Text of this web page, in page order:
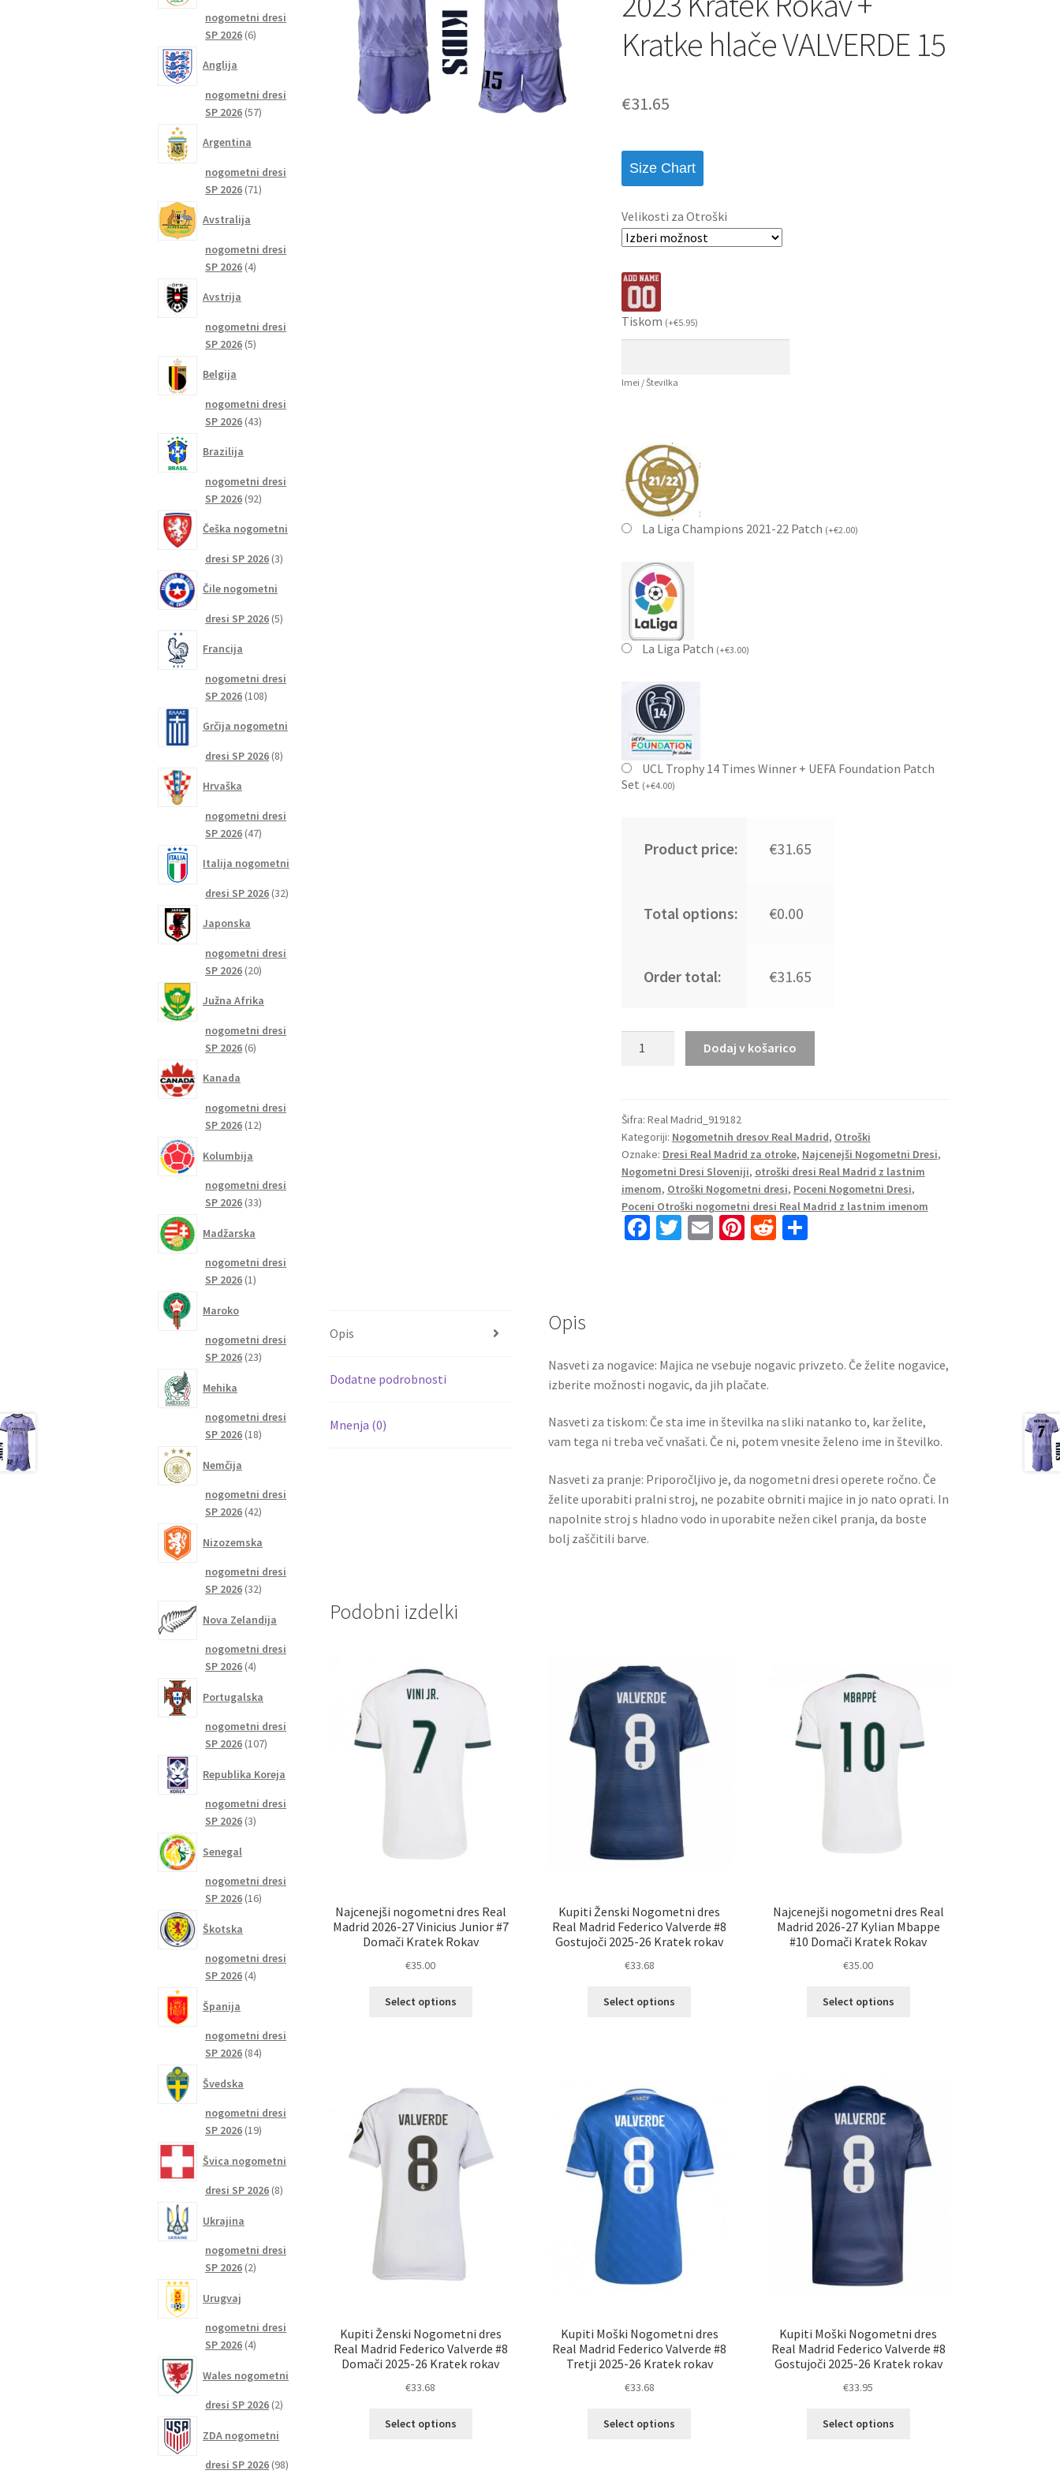
Kratke hlače VALVERDE 15
€31.65
Size Chart
Velikosti za Otroški
Tiskom (+€5.95)
Imei / Številka
La Liga Champions 2021-22 Patch (+€2.00)
La Liga Patch (+€3.00)
UCL Trophy 14 Times Winner + UEFA Foundation Patch
Set (+€4.00)
Product price: €31.65
Total options: €0.00
Order total: €31.65
Madrid
Gostujoči
2023
Kratek
Rokav
+
Kratke
Dodaj v košarico
Šifra: Real Madrid_919182
Kategoriji: Nogometnih dresov Real Madrid, Otroški
Oznake: Dresi Real Madrid za otroke, Najcenejši Nogometni Dresi,
Nogometni Dresi Sloveniji, otroški dresi Real Madrid z lastnim
imenom, Otroški Nogometni dresi, Poceni Nogometni Dresi,
Poceni Otroški nogometni dresi Real Madrid z lastnim imenom
Fa
k
T E Pi R S
Opis
Dodatne podrobnosti
Mnenja (0)
Opis
Nasveti za nogavice: Majica ne vsebuje nogavic privzeto. Če želite nogavice,
izberite možnosti nogavic, da jih plačate.
Nasveti za tiskom: Če sta ime in številka na sliki natanko to, kar želite,
vam tega ni treba več vnašati. Če ni, potem vnesite želeno ime in številko.
Nasveti za pranje: Priporočljivo je, da nogometni dresi operete ročno. Če
želite uporabiti pralni stroj, ne pozabite obrniti majice in jo nato oprati. In
napolnite stroj s hladno vodo in uporabite nežen cikel pranja, da boste
bolj zaščitili barve.
Podobni izdelki
Najcenejši nogometni dres Real
Madrid 2026-27 Vinicius Junior #7
Domači Kratek Rokav
€35.00
Select options
izberete
strani
izdelka
Kupiti Ženski Nogometni dres
Real Madrid Federico Valverde #8
Gostujoči 2025-26 Kratek rokav
€33.68
Select options
izberete
na
strani
izdelka
Najcenejši nogometni dres Real
Madrid 2026-27 Kylian Mbappe
#10 Domači Kratek Rokav
€35.00
Select options
izberete
na
strani
izdelka
Kupiti Ženski Nogometni dres
Real Madrid Federico Valverde #8
Domači 2025-26 Kratek rokav
€33.68
Select options
Kupiti Moški Nogometni dres
Real Madrid Federico Valverde #8
Tretji 2025-26 Kratek rokav
€33.68
Select options
Kupiti Moški Nogometni dres
Real Madrid Federico Valverde #8
Gostujoči 2025-26 Kratek rokav
€33.95
Select options
nogometni dresi
SP 2026 66
Anglija
nogometni dresi
SP 2026 5757
Argentina
nogometni dresi
SP 2026 7171
Avstralija
nogometni dresi
SP 2026 44
Avstrija
nogometni dresi
SP 2026 55
Belgija
nogometni dresi
SP 2026 4343
Brazilija
nogometni dresi
SP 2026 9292
Češka nogometni
dresi SP 2026 33
Čile nogometni
dresi SP 2026 55
Francija
nogometni dresi
SP 2026 108108
Grčija nogometni
dresi SP 2026 88
Hrvaška
nogometni dresi
SP 2026 4747
Italija nogometni
dresi SP 2026 3232
Japonska
nogometni dresi
SP 2026 2020
Južna Afrika
nogometni dresi
SP 2026 66
Kanada
nogometni dresi
SP 2026 1212
Kolumbija
nogometni dresi
SP 2026 3333
Madžarska
nogometni dresi
SP 2026 11
Maroko
nogometni dresi
SP 2026 2323
Mehika
nogometni dresi
SP 2026 1818
Nemčija
nogometni dresi
SP 2026 4242
Nizozemska
nogometni dresi
SP 2026 3232
Nova Zelandija
nogometni dresi
SP 2026 44
Portugalska
nogometni dresi
SP 2026 107107
Republika Koreja
nogometni dresi
SP 2026 33
Senegal
nogometni dresi
SP 2026 1616
Škotska
nogometni dresi
SP 2026 44
Španija
nogometni dresi
SP 2026 8484
Švedska
nogometni dresi
SP 2026 1919
Švica nogometni
dresi SP 2026 88
Ukrajina
nogometni dresi
SP 2026 22
Urugvaj
nogometni dresi
SP 2026 44
Wales nogometni
dresi SP 2026 22
ZDA nogometni
dresi SP 2026 9898